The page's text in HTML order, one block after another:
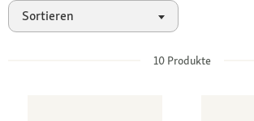
Sortieren
10Produkte